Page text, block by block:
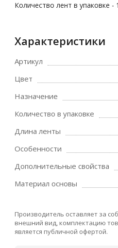
Количество лент в упаковке
Характеристики
Артикул
Цвет
Назначение
Количество в упаковке
Длина ленты
Особенности
Дополнительные свойства
Материал основы
Производитель оставляет за
внешний вид, комплектацию
является публичной офертой.